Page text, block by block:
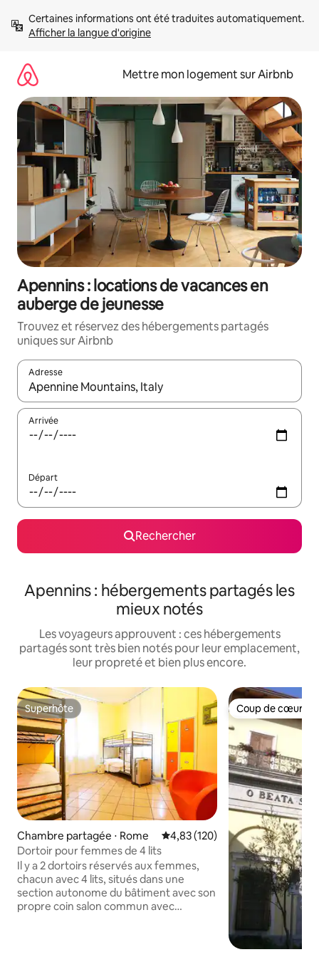
directement
Afficher la langue d'origine
Mettre mon logement sur Airbnb
Apennins : locations de vacances en
auberge de jeunesse
Trouvez et réservez des hébergements partagés
uniques sur Airbnb
Adresse
Lorsque les résultats s'affichent, utilisez les flèches vers le
Arrivée
Départ
Rechercher
Apennins : hébergements partagés les
mieux notés
Les voyageurs approuvent : ces hébergements
partagés sont très bien notés pour leur emplacement,
leur propreté et bien plus encore.
Superhôte
Superhôte
Chambre partagée ⋅ Rome Évaluation moyenne sur la
4,83 (120)
Dortoir pour femmes de 4 lits
Il y a 2 dortoirs réservés aux femmes,
chacun avec 4 lits, situés dans une
section autonome du bâtiment avec son
propre coin salon commun avec
Coup de cœur
Coup de cœur